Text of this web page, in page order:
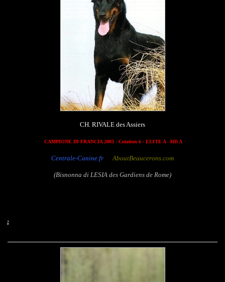
CH. RIVALE des Assiers
CAMPIONE DI FRANCIA 2003 - Cotation 6 - ELITE A - HD A
Centrale-Canine.fr AboutBeaucerons.com
(Bisnonna di LESIA des Gardiens de Rome)